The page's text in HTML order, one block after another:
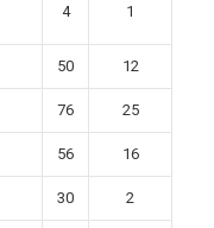
4 1
50 12
76 25
56 16
30 2